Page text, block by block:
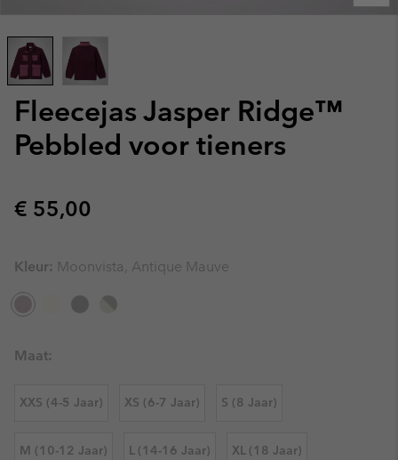
Fleecejas Jasper Ridge™
Pebbled voor tieners
Regular price:
€ 55,00
Kleur: Moonvista, Antique Mauve
Maat:
XXS (4-5 Jaar) XS (6-7 Jaar) S (8 Jaar)
M (10-12 Jaar) L (14-16 Jaar) XL (18 Jaar)